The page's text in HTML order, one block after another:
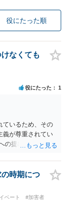
役にたった順
なくても
役にたった 1
ているため、その
義が尊重されてい
の提出は、当事者
けではございませ
時期につ
ベート #加害者